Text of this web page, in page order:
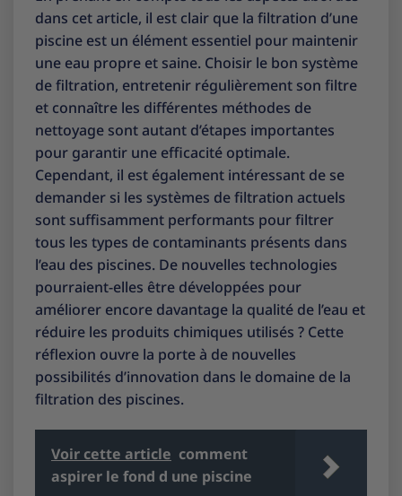
dans cet article, il est clair que la filtration d’une
piscine est un élément essentiel pour maintenir
une eau propre et saine. Choisir le bon système
de filtration, entretenir régulièrement son filtre
et connaître les différentes méthodes de
nettoyage sont autant d’étapes importantes
pour garantir une efficacité optimale.
Cependant, il est également intéressant de se
demander si les systèmes de filtration actuels
sont suffisamment performants pour filtrer
tous les types de contaminants présents dans
l’eau des piscines. De nouvelles technologies
pourraient-elles être développées pour
améliorer encore davantage la qualité de l’eau et
réduire les produits chimiques utilisés ? Cette
réflexion ouvre la porte à de nouvelles
possibilités d’innovation dans le domaine de la
filtration des piscines.
Voir cette article comment
aspirer le fond d une piscine